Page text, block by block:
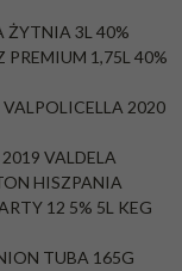
ŻYTNIA 3L 40%
1,75L 40%
2020
VALDELA
HISZPANIA
12 5% 5L KEG
TUBA 165G